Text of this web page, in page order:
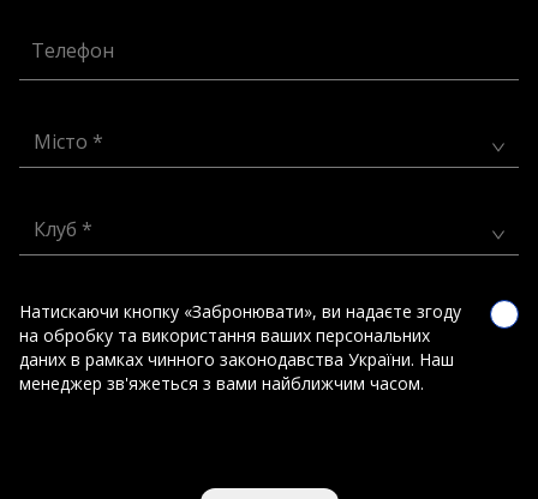
Телефон
Місто *
Клуб *
Натискаючи кнопку «Забронювати», ви надаєте згоду
на обробку та використання ваших персональних
даних в рамках чинного законодавства України. Наш
менеджер зв'яжеться з вами найближчим часом.